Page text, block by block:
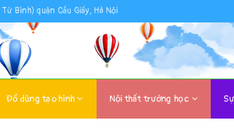
Bình) quận Cầu Giấy, Hà Nội
Đồ dùng tạo hình Nội thất trường học